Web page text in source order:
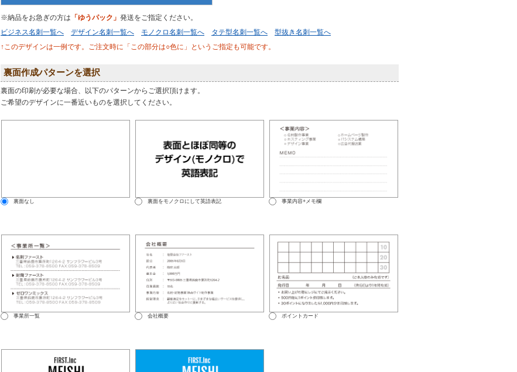
※納品をお急ぎの方は 「ゆうパック」 発送をご指定ください。
ビジネス名刺一覧へ
デザイン名刺一覧へ モノクロ名刺一覧へ タテ型名刺一覧へ
型抜き名刺一覧へ
↑このデザインは一例です。ご注文時に「この部分は○色に」というご指定も可能です。
裏面作成パターンを選択
裏面の印刷が必要な場合、以下のパターンからご選択頂けます。
ご希望のデザインに一番近いものを選択してください。
裏面なし 裏面をモノクロにして英語表記 事業内容+メモ欄
事業所一覧 会社概要 ポイントカード